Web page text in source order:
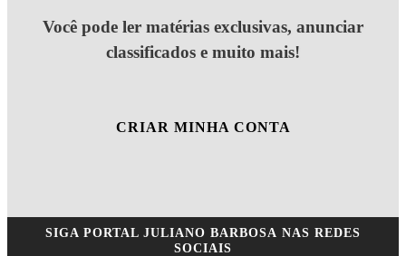
Você pode ler matérias exclusivas, anunciar
classificados e muito mais!
CRIAR MINHA CONTA
SIGA PORTAL JULIANO BARBOSA NAS REDES
SOCIAIS